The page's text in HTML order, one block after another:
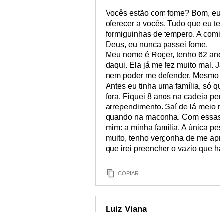
Vocês estão com fome? Bom,
oferecer a vocês. Tudo que eu
formiguinhas de tempero. A
Deus, eu nunca passei fome.
Meu nome é Roger, tenho 62
daqui. Ela já me fez muito mal.
nem poder me defender.
Antes eu tinha uma família, só
fora. Fiquei 8 anos na cadeia
arrependimento. Saí de lá meio
quando na maconha. Com
mim: a minha família. A única
muito, tenho vergonha de me
que irei preencher o vazio que
COPIAR
Luiz Viana